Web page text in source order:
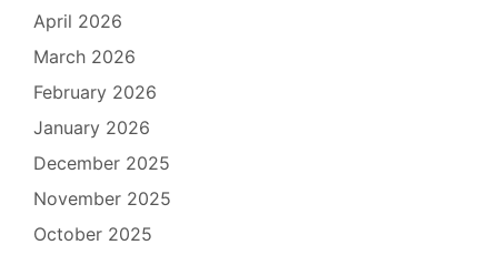
April 2026
March 2026
February 2026
January 2026
December 2025
November 2025
October 2025